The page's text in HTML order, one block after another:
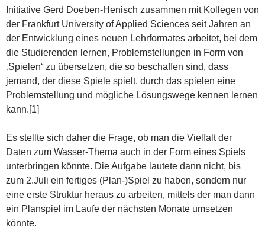
Initiative Gerd Doeben-Henisch zusammen mit Kollegen von
der Frankfurt University of Applied Sciences seit Jahren an
der Entwicklung eines neuen Lehrformates arbeitet, bei dem
die Studierenden lernen, Problemstellungen in Form von
‚Spielen‘ zu übersetzen, die so beschaffen sind, dass
jemand, der diese Spiele spielt, durch das spielen eine
Problemstellung und mögliche Lösungswege kennen lernen
kann.[1]
Es stellte sich daher die Frage, ob man die Vielfalt der
Daten zum Wasser-Thema auch in der Form eines Spiels
unterbringen könnte. Die Aufgabe lautete dann nicht, bis
zum 2.Juli ein fertiges (Plan-)Spiel zu haben, sondern nur
eine erste Struktur heraus zu arbeiten, mittels der man dann
ein Planspiel im Laufe der nächsten Monate umsetzen
könnte.